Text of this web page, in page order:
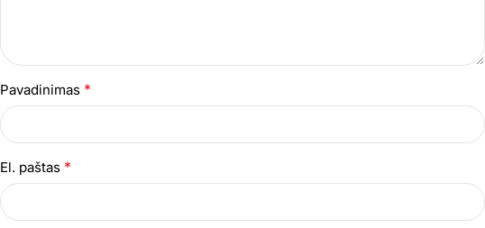
Pavadinimas *
El. paštas *